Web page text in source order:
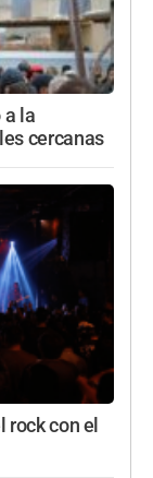
a la
cercanas
con el